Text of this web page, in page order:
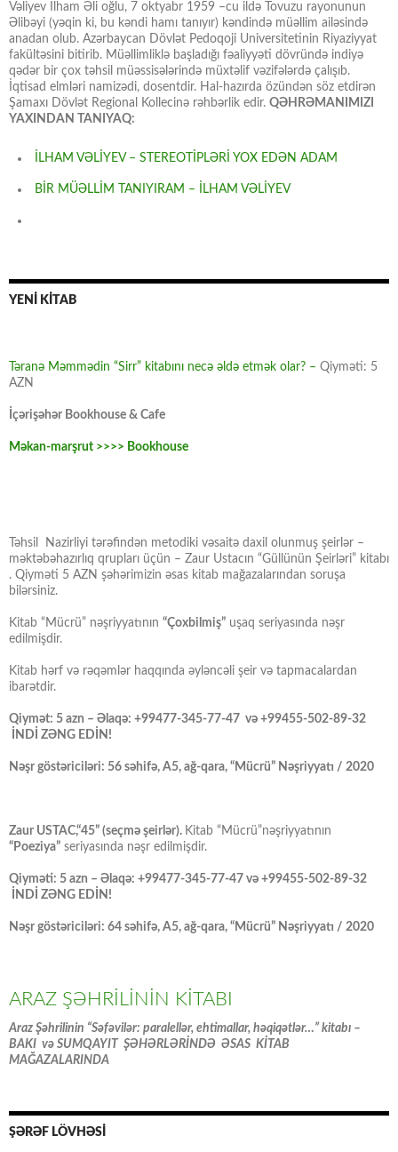
Vəliyev İlham Əli oğlu, 7 oktyabr 1959 –cu ildə Tovuzu rayonunun
Əlibəyi (yəqin ki, bu kəndi hamı tanıyır) kəndində müəllim ailəsində
anadan olub. Azərbaycan Dövlət Pedoqoji Universitetinin Riyaziyyat
fakültəsini bitirib. Müəllimliklə başladığı fəaliyyəti dövründə indiyə
qədər bir çox təhsil müəssisələrində müxtəlif vəzifələrdə çalışıb.
İqtisad elmləri namizədi, dosentdir. Hal-hazırda özündən söz etdirən
Şamaxı Dövlət Regional Kollecinə rəhbərlik edir. QƏHRƏMANIMIZI
YAXINDAN TANIYAQ:
İLHAM VƏLİYEV – STEREOTİPLƏRİ YOX EDƏN ADAM
BİR MÜƏLLİM TANIYIRAM – İLHAM VƏLİYEV
YENİ KİTAB
Təranə Məmmədin “Sirr” kitabını necə əldə etmək olar? – Qiyməti: 5
AZN
İçərişəhər Bookhouse & Cafe
Məkan-marşrut >>>> Bookhouse
Təhsil Nazirliyi tərəfindən metodiki vəsaitə daxil olunmuş şeirlər –
məktəbəhazırlıq qrupları üçün – Zaur Ustacın “Güllünün Şeirləri” kitabı
. Qiyməti 5 AZN şəhərimizin əsas kitab mağazalarından soruşa
bilərsiniz.
Kitab “Mücrü” nəşriyyatının “Çoxbilmiş” uşaq seriyasında nəşr
edilmişdir.
Kitab hərf və rəqəmlər haqqında əyləncəli şeir və tapmacalardan
ibarətdir.
Qiymət: 5 azn – Əlaqə: +99477-345-77-47 və +99455-502-89-32
İNDİ ZƏNG EDİN!
Nəşr göstəriciləri: 56 səhifə, A5, ağ-qara, “Mücrü” Nəşriyyatı / 2020
Zaur USTAC,“45” (seçmə şeirlər). Kitab “Mücrü”nəşriyyatının
“Poeziya” seriyasında nəşr edilmişdir.
Qiyməti: 5 azn – Əlaqə: +99477-345-77-47 və +99455-502-89-32
İNDİ ZƏNG EDİN!
Nəşr göstəriciləri: 64 səhifə, A5, ağ-qara, “Mücrü” Nəşriyyatı / 2020
ARAZ ŞƏHRİLİNİN KİTABI
Araz Şəhrilinin “Səfəvilər: paralellər, ehtimallar, həqiqətlər…” kitabı –
BAKI və SUMQAYIT ŞƏHƏRLƏRİNDƏ ƏSAS KİTAB
MAĞAZALARINDA
ŞƏRƏF LÖVHƏSİ